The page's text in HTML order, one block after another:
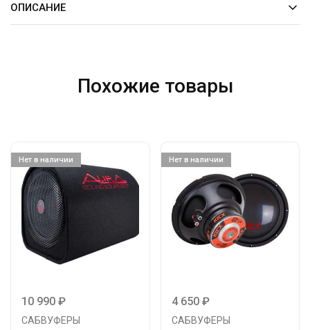
ОПИСАНИЕ
Похожие товары
Нет в наличии
10 990 ₽
САБВУФЕРЫ
Нет в наличии
4 650 ₽
САБВУФЕРЫ